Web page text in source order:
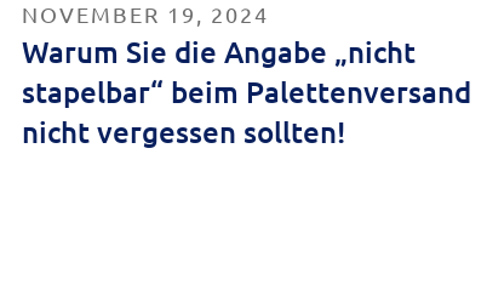
NOVEMBER 19, 2024
Warum Sie die Angabe „nicht
stapelbar“ beim Palettenversand
nicht vergessen sollten!